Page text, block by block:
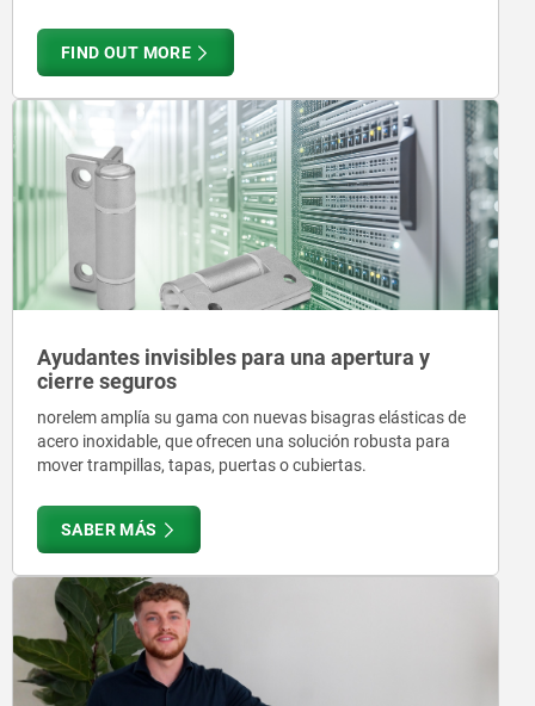
FIND OUT MORE
Ayudantes invisibles para una apertura y
cierre seguros
norelem amplía su gama con nuevas bisagras elásticas de
acero inoxidable, que ofrecen una solución robusta para
mover trampillas, tapas, puertas o cubiertas.
SABER MÁS